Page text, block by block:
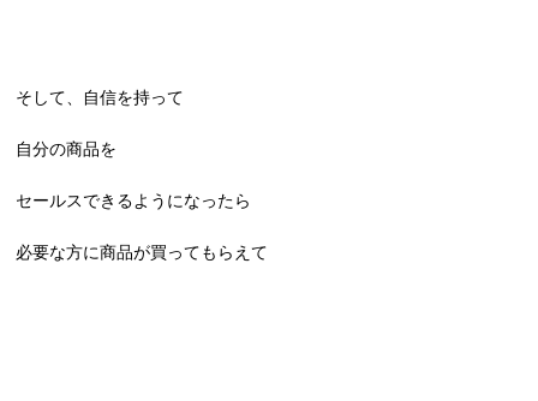
そして、自信を持って
自分の商品を
セールスできるようになったら
必要な方に商品が買ってもらえて